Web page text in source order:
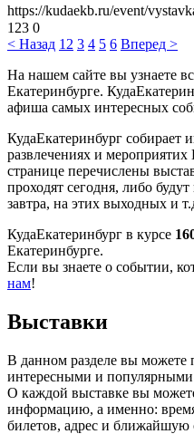
https://kudaekb.ru/event/
123 0
< Назад 1 2 3 4 5 6 Вперед >
На нашем сайте вы узнаете
Екатеринбурге.
афиша самых интересных
КудаЕкатеринбург
развлечениях и мероприятих
странице перечислены
проходят сегодня, либо
завтра, на этих выходных и
КудаЕкатеринбург в курсе
Екатеринбурге.
Если вы знаете о событии,
нам!
Выставки
В данном разделе вы можете
интересными и популярными
О каждой выставке вы
информацию, а именно:
билетов, адрес и ближайшую